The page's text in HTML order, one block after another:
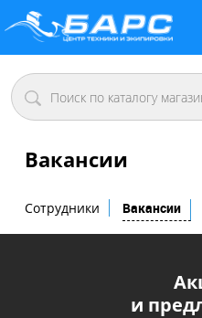
Вакансии
Сотрудники Вакансии
и